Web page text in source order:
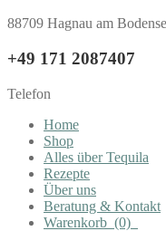
88709 Hagnau am
+49 171 2087407
Telefon
Home
Shop
Alles über Tequila
Rezepte
Über uns
Beratung & Kontakt
Warenkorb (0)